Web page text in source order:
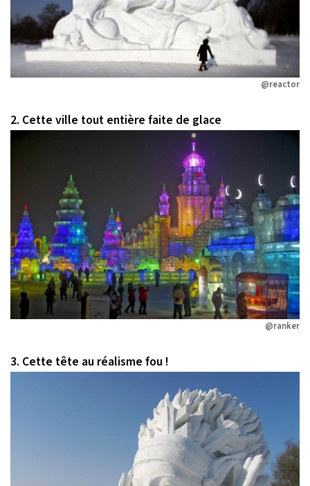
@reactor
2. Cette ville tout entière faite de glace
@ranker
3. Cette tête au réalisme fou !